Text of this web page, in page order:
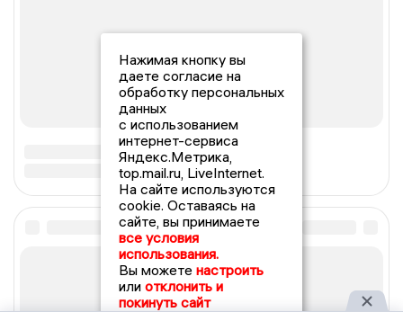
Нажимая кнопку вы
даете согласие на
обработку персональных
данных
с использованием
интернет-сервиса
Яндекс.Метрика,
top.mail.ru, LiveInternet.
На сайте используются
cookie. Оставаясь на
сайте, вы принимаете
все условия
использования.
Вы можете настроить
или отклонить и
покинуть сайт